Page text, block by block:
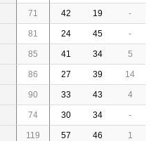
71 42 19 -
81 24 45 -
85 41 34 5
86 27 39 14
90 33 43 4
74 30 34 -
119 57 46 1